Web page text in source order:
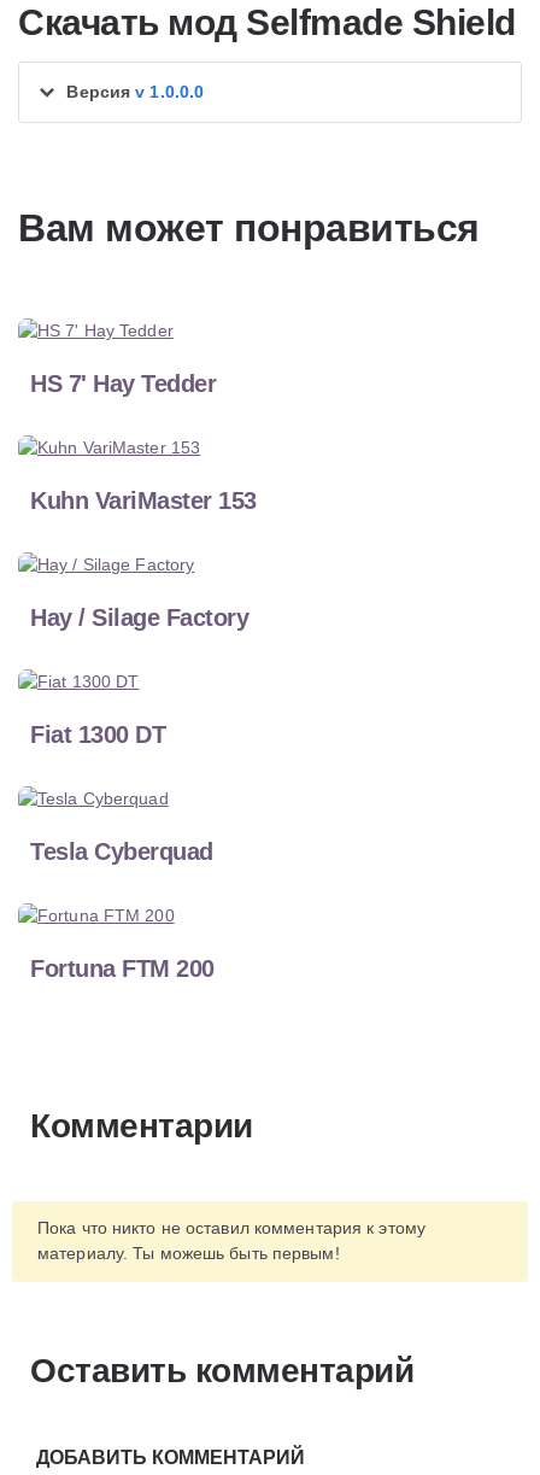
Скачать мод Selfmade Shield
Версияv 1.0.0.0
Вам может понравиться
HS 7' Hay Tedder
Kuhn VariMaster 153
Hay / Silage Factory
Fiat 1300 DT
Tesla Cyberquad
Fortuna FTM 200
Комментарии
Пока что никто не оставил комментария к этому
материалу. Ты можешь быть первым!
Оставить комментарий
ДОБАВИТЬ КОММЕНТАРИЙ